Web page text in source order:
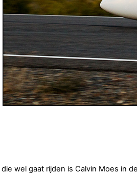
wel gaat rijden is Calvin Moes in